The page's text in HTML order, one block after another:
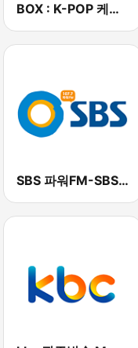
BOX : K-POP 케이팝
SBS 파워FM-SBS 라디오